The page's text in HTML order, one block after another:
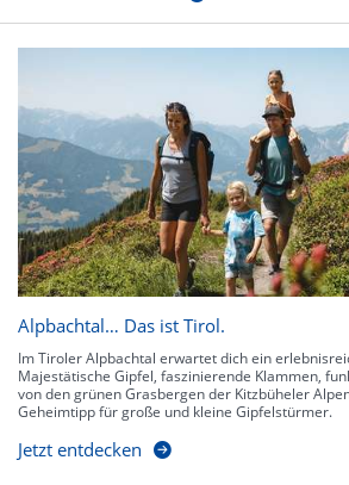
Alpbachtal… Das ist Tirol.
Im Tiroler Alpbachtal erwartet dich ein
Majestätische Gipfel, faszinierende Klammen,
von den grünen Grasbergen der Kitzbüheler
Geheimtipp für große und kleine Gipfelstürmer.
Jetzt entdecken